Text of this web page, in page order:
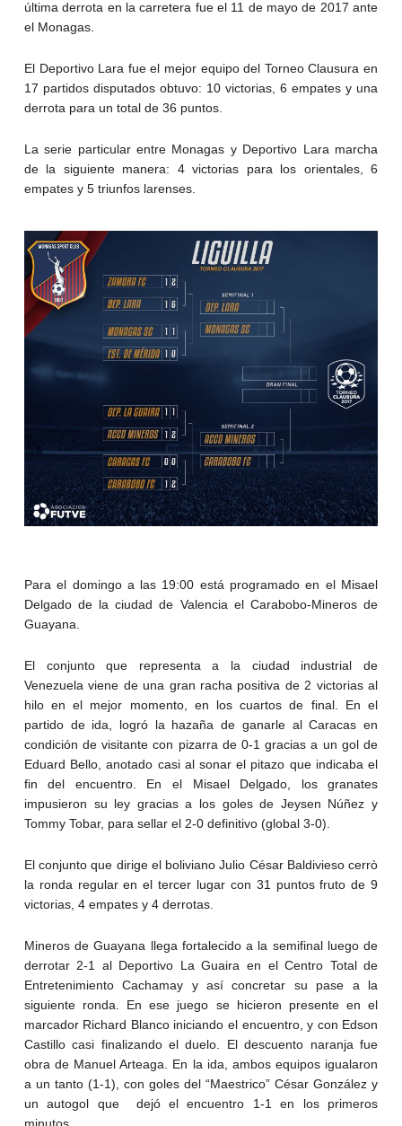
última derrota en la carretera fue el 11 de mayo de 2017 ante
el Monagas.
El Deportivo Lara fue el mejor equipo del Torneo Clausura en
17 partidos disputados obtuvo: 10 victorias, 6 empates y una
derrota para un total de 36 puntos.
La serie particular entre Monagas y Deportivo Lara marcha
de la siguiente manera: 4 victorias para los orientales, 6
empates y 5 triunfos larenses.
Para el domingo a las 19:00 está programado en el Misael
Delgado de la ciudad de Valencia el Carabobo-Mineros de
Guayana.
El conjunto que representa a la ciudad industrial de
Venezuela viene de una gran racha positiva de 2 victorias al
hilo en el mejor momento, en los cuartos de final. En el
partido de ida, logró la hazaña de ganarle al Caracas en
condición de visitante con pizarra de 0-1 gracias a un gol de
Eduard Bello, anotado casi al sonar el pitazo que indicaba el
fin del encuentro. En el Misael Delgado, los granates
impusieron su ley gracias a los goles de Jeysen Núñez y
Tommy Tobar, para sellar el 2-0 definitivo (global 3-0).
El conjunto que dirige el boliviano Julio César Baldivieso cerrò
la ronda regular en el tercer lugar con 31 puntos fruto de 9
victorias, 4 empates y 4 derrotas.
Mineros de Guayana llega fortalecido a la semifinal luego de
derrotar 2-1 al Deportivo La Guaira en el Centro Total de
Entretenimiento Cachamay y así concretar su pase a la
siguiente ronda. En ese juego se hicieron presente en el
marcador Richard Blanco iniciando el encuentro, y con Edson
Castillo casi finalizando el duelo. El descuento naranja fue
obra de Manuel Arteaga. En la ida, ambos equipos igualaron
a un tanto (1-1), con goles del “Maestrico” César González y
un autogol que dejó el encuentro 1-1 en los primeros
minutos.